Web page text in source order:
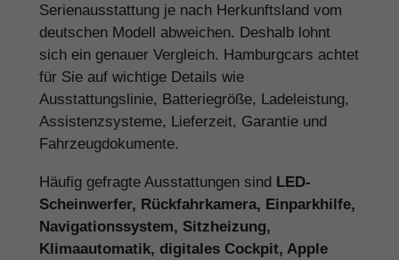
Serienausstattung je nach Herkunftsland vom
deutschen Modell abweichen. Deshalb lohnt
sich ein genauer Vergleich. Hamburgcars achtet
für Sie auf wichtige Details wie
Ausstattungslinie, Batteriegröße, Ladeleistung,
Assistenzsysteme, Lieferzeit, Garantie und
Fahrzeugdokumente.
Häufig gefragte Ausstattungen sind LED-
Scheinwerfer, Rückfahrkamera, Einparkhilfe,
Navigationssystem, Sitzheizung,
Klimaautomatik, digitales Cockpit, Apple